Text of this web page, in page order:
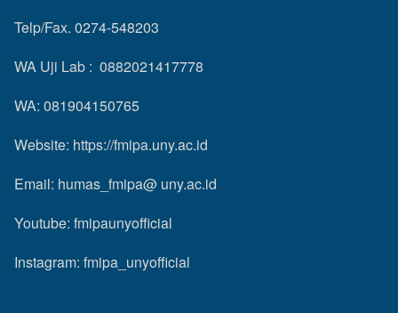
Telp/Fax. 0274-548203
WA Uji Lab : 0882021417778
WA: 081904150765
Website: https://fmipa.uny.ac.id
Email: humas_fmipa@ uny.ac.id
Youtube: fmipaunyofficial
Instagram: fmipa_unyofficial